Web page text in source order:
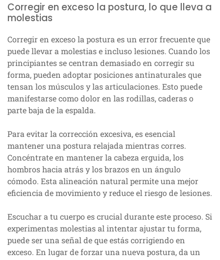
Corregir en exceso la postura, lo que lleva a
molestias
Corregir en exceso la postura es un error frecuente que
puede llevar a molestias e incluso lesiones. Cuando los
principiantes se centran demasiado en corregir su
forma, pueden adoptar posiciones antinaturales que
tensan los músculos y las articulaciones. Esto puede
manifestarse como dolor en las rodillas, caderas o
parte baja de la espalda.
Para evitar la corrección excesiva, es esencial
mantener una postura relajada mientras corres.
Concéntrate en mantener la cabeza erguida, los
hombros hacia atrás y los brazos en un ángulo
cómodo. Esta alineación natural permite una mejor
eficiencia de movimiento y reduce el riesgo de lesiones.
Escuchar a tu cuerpo es crucial durante este proceso. Si
experimentas molestias al intentar ajustar tu forma,
puede ser una señal de que estás corrigiendo en
exceso. En lugar de forzar una nueva postura, da un